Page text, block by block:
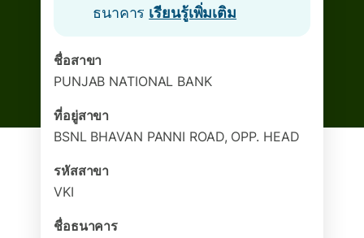
ธนาคาร เรียนรู้เพิ่มเติม
ชื่อสาขา
PUNJAB NATIONAL BANK
ที่อยู่สาขา
BSNL BHAVAN PANNI ROAD, OPP. HEAD
รหัสสาขา
VKI
ชื่อธนาคาร